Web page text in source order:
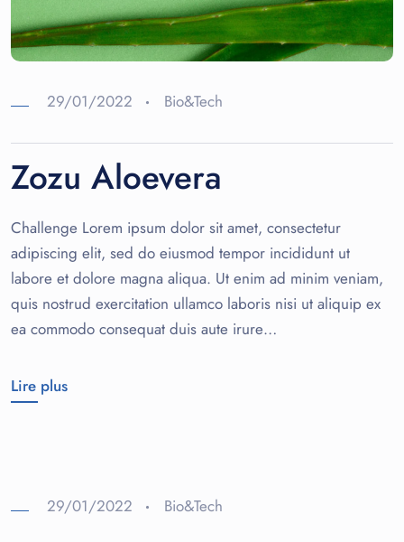
29/01/2022 Bio&Tech
Zozu Aloevera
Challenge Lorem ipsum dolor sit amet, consectetur
adipiscing elit, sed do eiusmod tempor incididunt ut
labore et dolore magna aliqua. Ut enim ad minim veniam,
quis nostrud exercitation ullamco laboris nisi ut aliquip ex
ea commodo consequat duis aute irure…
Lire plus
29/01/2022 Bio&Tech